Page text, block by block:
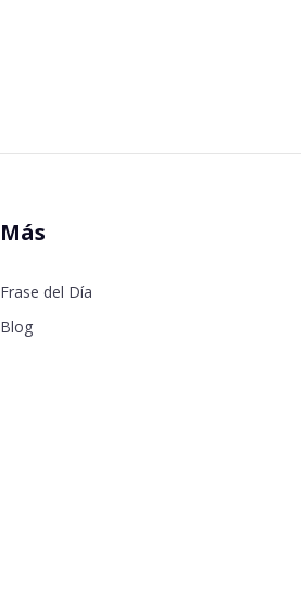
Más
Frase del Día
Blog